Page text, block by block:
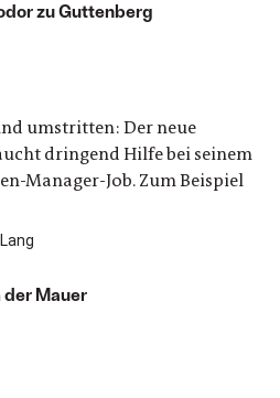
zu Guttenberg
umstritten: Der neue
dringend Hilfe bei seinem
Manager-Job. Zum Beispiel
der Mauer